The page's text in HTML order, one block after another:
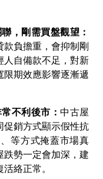
，剛需買盤觀望：
負擔重，會抑制剛
人自備款不足，對新
限期效應影響逐漸遞
不利後市： 中古屋
促銷方式顯示假性抗
等方式掩蓋市場真
跌勢一定會加深，建
絡正常。